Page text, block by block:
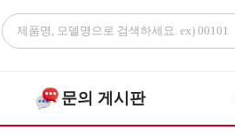
문의 게시판